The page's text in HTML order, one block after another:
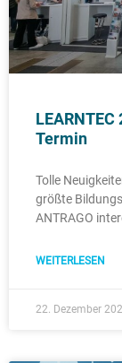
Termin
Tolle
größte
ANTRAGO
WEITERLESEN
22. Dezember